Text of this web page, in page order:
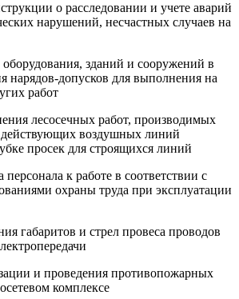
о расследовании и учете аварий
нарушений, несчастных случаев на
зданий и сооружений в
нарядов-допусков для выполнения на
работ
лесосечных работ, производимых
действующих воздушных линий
просек для строящихся линий
к работе в соответствии с
охраны труда при эксплуатации
габаритов и стрел провеса проводов
и проведения противопожарных
комплексе